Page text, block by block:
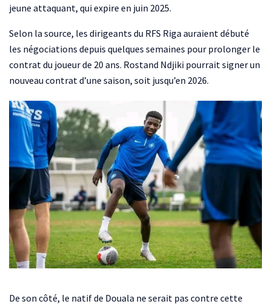
jeune attaquant, qui expire en juin 2025.
Selon la source, les dirigeants du RFS Riga auraient débuté
les négociations depuis quelques semaines pour prolonger le
contrat du joueur de 20 ans. Rostand Ndjiki pourrait signer un
nouveau contrat d’une saison, soit jusqu’en 2026.
De son côté, le natif de Douala ne serait pas contre cette